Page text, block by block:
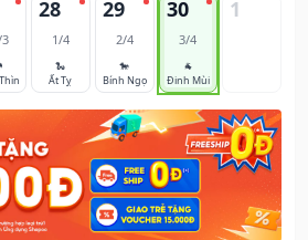
28
1/4
🐍
Ất Tỵ
29
2/4
🐎
Bính Ngọ
30
3/4
🐐
Đinh Mùi
1